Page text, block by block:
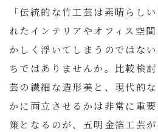
「伝統的な竹工芸は素晴らし
れたインテリアやオフィス空
かしく浮いてしまうのではな
ちではありませんか。比較検
芸の繊細な造形美と、現代的
かに両立させるかは非常に重
策となるのが、 五明金箔工芸